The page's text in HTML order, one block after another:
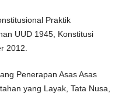
Praktik
UUD 1945, Konstitusi
2012.
Penerapan Asas Asas
yang Layak, Tata Nusa,